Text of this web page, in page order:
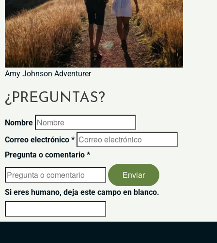
Amy Johnson Adventurer
¿PREGUNTAS?
Nombre
Correo electrónico *
Pregunta o comentario *
Si eres humano, deja este campo en blanco.